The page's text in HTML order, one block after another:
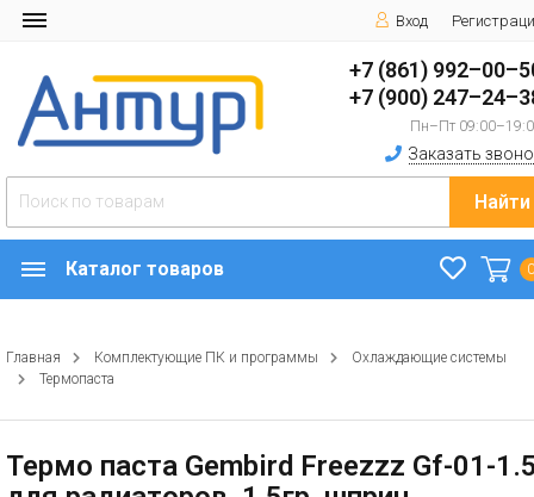
Вход
+7 (861)
+7 (900)
Пн–Пт
Заказать
Найти
Каталог товаров
Главная Комплектующие ПК и программы
Охлаждающие системы
Термопаста
Термо паста Gembird Freezzz Gf-01-